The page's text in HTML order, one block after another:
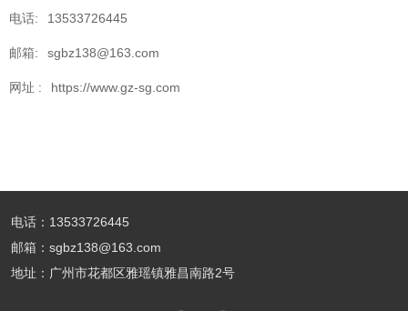
电话: 13533726445
邮箱: sgbz138@163.com
网址 : https://www.gz-sg.com
电话：13533726445
邮箱：sgbz138@163.com
地址：广州市花都区雅瑶镇雅昌南路2号